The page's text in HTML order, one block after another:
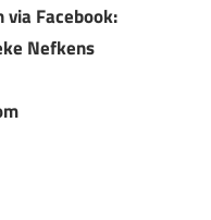
via Facebook:
Nefkens